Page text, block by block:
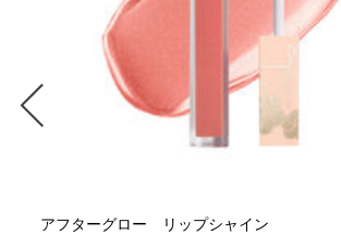
アフターグロー リップシャイン